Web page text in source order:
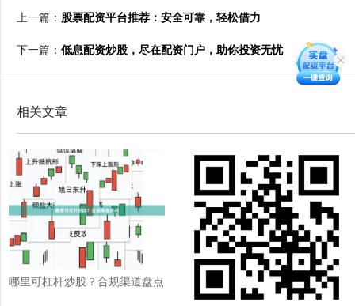
上一篇： 股票配资平台推荐：安全可靠，轻松借力
下一篇： 低息配资炒股，尽在配资门户，助你投资无忧
相关文章
哪里可杠杆炒股？合规渠道盘点